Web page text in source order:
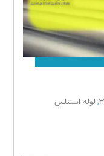
, لوله استنلس